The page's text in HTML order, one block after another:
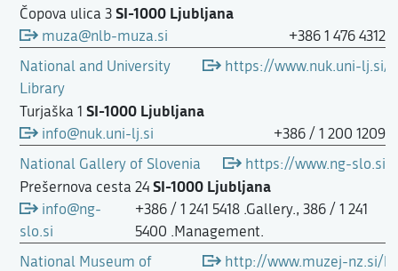
Čopova ulica 3 SI-1000 Ljubljana
+386 1 476 4312
muza@nlb-muza.si
https://www.nuk.uni-lj.si/
National and University
Library
Turjaška 1 SI-1000 Ljubljana
+386 / 1 200 1209
info@nuk.uni-lj.si
https://www.ng-slo.si
National Gallery of Slovenia
Prešernova cesta 24 SI-1000 Ljubljana
+386 / 1 241 5418 .Gallery., 386 / 1 241
5400 .Management.
info@ng-
slo.si
http://www.muzej-nz.si/
National Museum of